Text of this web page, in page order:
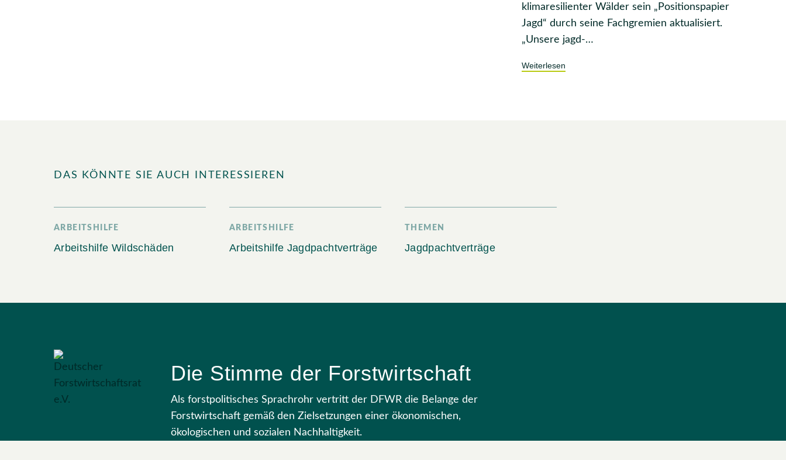
klimaresilienter Wälder sein „Positionspapier
Jagd“ durch seine Fachgremien aktualisiert.
„Unsere jagd-…
Weiterlesen
DAS KÖNNTE SIE AUCH INTERESSIEREN
ARBEITSHILFE
Arbeitshilfe Wildschäden
ARBEITSHILFE
Arbeitshilfe Jagdpachtverträge
THEMEN
Jagdpachtverträge
Die Stimme der Forstwirtschaft
Als forstpolitisches Sprachrohr vertritt der DFWR die Belange der
Forstwirtschaft gemäß den Zielsetzungen einer ökonomischen,
ökologischen und sozialen Nachhaltigkeit.